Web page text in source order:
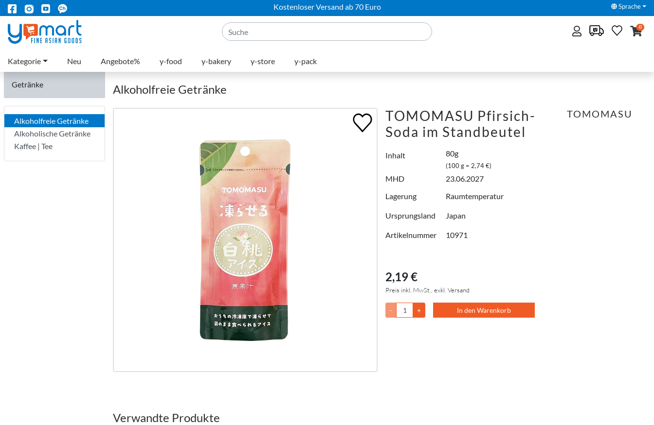
Kostenloser Versand ab 70 Euro Sprache
0
Kategorie Neu Angebote% y-food y-bakery y-store y-pack
Getränke
Alkoholfreie Getränke
Alkoholische Getränke
Kaffee | Tee
Alkoholfreie Getränke
TOMOMASU Pfirsich-
Soda im Standbeutel
Inhalt 80g
(100 g = 2,74 €)
MHD
23.06.2027
Lagerung
Raumtemperatur
Ursprungsland Japan
Artikelnummer 10971
TOMOMASU
2,19 €
Preis inkl. MwSt., exkl. Versand
- + In den Warenkorb
Verwandte Produkte